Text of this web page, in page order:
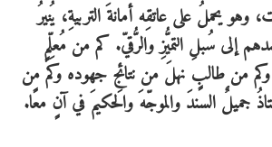
يحملُ على عاتقِه أمانةَ التربيةِ، يُنيرُ
إلى سُبلِ التميُّزِ والرُّقيّ. كم من مُعلِّمٍ
وكم من طالبٍ نهلَ من نتائجِ جهوده وكم من
جميلٌ السندَ والموجّهَ والحكيمَ في آنٍ معًا.